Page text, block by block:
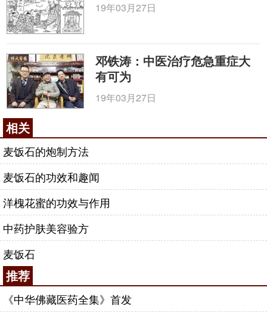
19年03月27日
邓铁涛：中医治疗危急重症大
有可为
19年03月27日
相关
麦饭石的炮制方法
麦饭石的功效和趣闻
洋槐花蜜的功效与作用
中药护肤美容验方
麦饭石
推荐
《中华佛藏医药全集》首发